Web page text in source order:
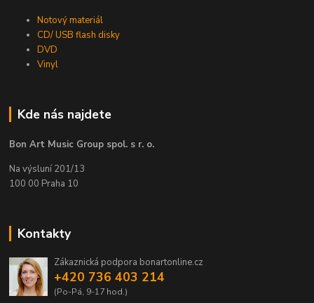
Notový materiál
CD/ USB flash disky
DVD
Vinyl
Kde nás najdete
Bon Art Music Group spol. s r. o.
Na výsluní 201/13
100 00 Praha 10
Kontakty
Zákaznická podpora bonartonline.cz
+420 736 403 214
(Po-Pá, 9-17 hod.)